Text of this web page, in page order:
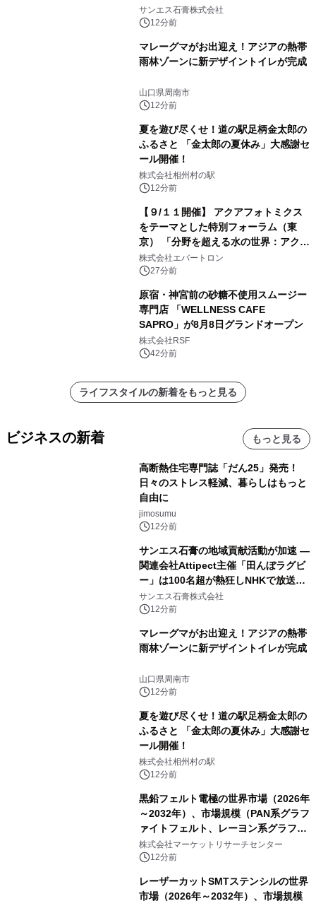
れました。
サンエス石膏株式会社
12分前
マレーグマがお出迎え！アジアの熱帯
雨林ゾーンに新デザイントイレが完成
山口県周南市
12分前
夏を遊び尽くせ！道の駅足柄金太郎の
ふるさと 「金太郎の夏休み」大感謝セ
ール開催！
株式会社相州村の駅
12分前
【９/１１開催】 アクアフォトミクス
をテーマとした特別フォーラム（東
京） 「分野を超える水の世界：アクア
フォトミクスが切り拓く新しい科学の
地平」を開催
株式会社エバートロン
27分前
原宿・神宮前の砂糖不使用スムージー
専門店 「WELLNESS CAFE
SAPRO」が8月8日グランドオープン
株式会社RSF
42分前
ライフスタイルの新着をもっと見る
ビジネスの新着 もっと見る
高断熱住宅専門誌「だん25」発売！
日々のストレス軽減、暮らしはもっと
自由に
jimosumu
12分前
サンエス石膏の地域貢献活動が加速 ―
関連会社Attipect主催「田んぼラグビ
ー」は100名超が熱狂しNHKで放送さ
れました。
サンエス石膏株式会社
12分前
マレーグマがお出迎え！アジアの熱帯
雨林ゾーンに新デザイントイレが完成
山口県周南市
12分前
夏を遊び尽くせ！道の駅足柄金太郎の
ふるさと 「金太郎の夏休み」大感謝セ
ール開催！
株式会社相州村の駅
12分前
黒鉛フェルト電極の世界市場（2026年
～2032年）、市場規模（PAN系グラフ
ァイトフェルト、レーヨン系グラファ
イトフェルト、ピッチ系グラファイト
フェルト）・分析レポートを発表
株式会社マーケットリサーチセンター
12分前
レーザーカットSMTステンシルの世界
市場（2026年～2032年）、市場規模